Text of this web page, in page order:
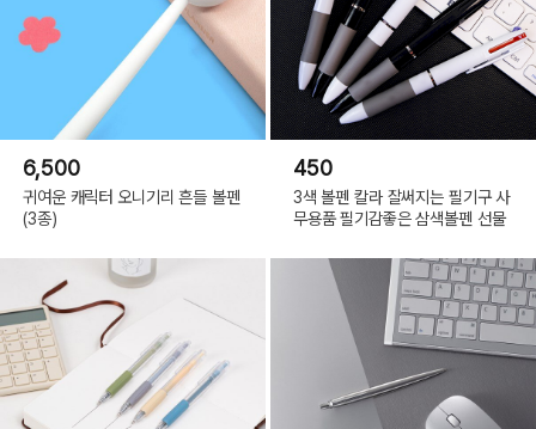
6,500
귀여운 캐릭터 오니기리 흔들 볼펜
(3종)
450
3색 볼펜 칼라 잘써지는 필기구 사
무용품 필기감좋은 삼색볼펜 선물